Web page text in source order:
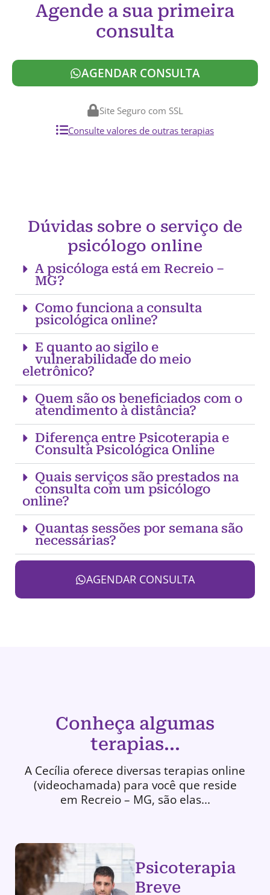
Agende a sua primeira
consulta
AGENDAR CONSULTA
Site Seguro com SSL
Consulte valores de outras terapias
Dúvidas sobre o serviço de
psicólogo online
A psicóloga está em Recreio –
MG?
Como funciona a consulta
psicológica online?
E quanto ao sigilo e
vulnerabilidade do meio
eletrônico?
Quem são os beneficiados com o
atendimento à distância?
Diferença entre Psicoterapia e
Consulta Psicológica Online
Quais serviços são prestados na
consulta com um psicólogo
online?
Quantas sessões por semana são
necessárias?
AGENDAR CONSULTA
Conheça algumas
terapias...
A Cecília oferece diversas terapias online
(videochamada) para você que reside
em Recreio – MG, são elas...
Psicoterapia
Breve